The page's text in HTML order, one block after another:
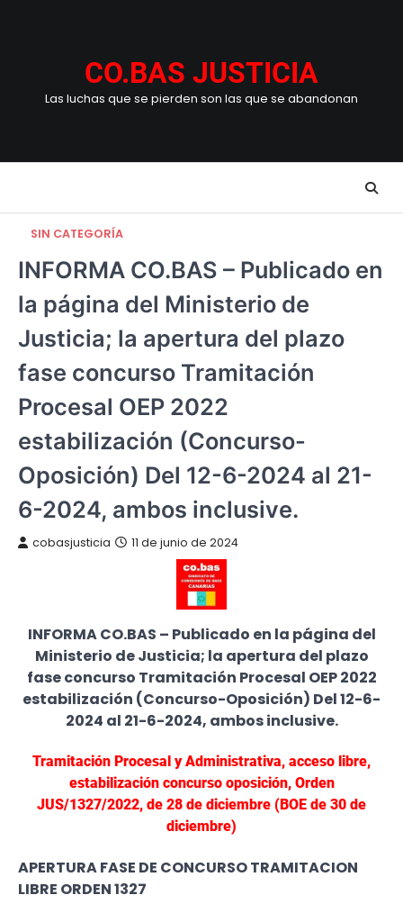
CO.BAS JUSTICIA
Las luchas que se pierden son las que se abandonan
SIN CATEGORÍA
INFORMA CO.BAS – Publicado en
la página del Ministerio de
Justicia; la apertura del plazo
fase concurso Tramitación
Procesal OEP 2022
estabilización (Concurso-
Oposición) Del 12-6-2024 al 21-
6-2024, ambos inclusive.
cobasjusticia 11 de junio de 2024
INFORMA CO.BAS – Publicado en la página del
Ministerio de Justicia; la apertura del plazo
fase concurso Tramitación Procesal OEP 2022
estabilización (Concurso-Oposición) Del 12-6-
2024 al 21-6-2024, ambos inclusive.
Tramitación Procesal y Administrativa, acceso libre,
estabilización concurso oposición, Orden
JUS/1327/2022, de 28 de diciembre (BOE de 30 de
diciembre)
APERTURA FASE DE CONCURSO TRAMITACION
LIBRE ORDEN 1327